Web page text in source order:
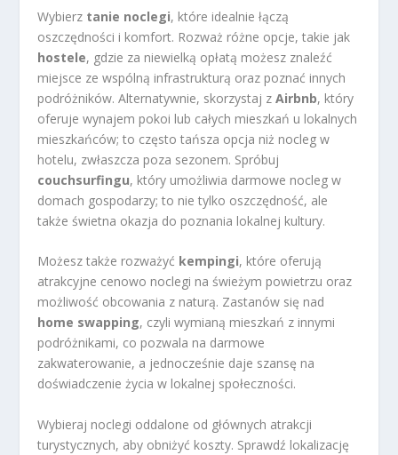
Wybierz tanie noclegi, które idealnie łączą
oszczędności i komfort. Rozważ różne opcje, takie jak
hostele, gdzie za niewielką opłatą możesz znaleźć
miejsce ze wspólną infrastrukturą oraz poznać innych
podróżników. Alternatywnie, skorzystaj zAirbnb, który
oferuje wynajem pokoi lub całych mieszkań u lokalnych
mieszkańców; to często tańsza opcja niż nocleg w
hotelu, zwłaszcza poza sezonem. Spróbuj
couchsurfingu, który umożliwia darmowe nocleg w
domach gospodarzy; to nie tylko oszczędność, ale
także świetna okazja do poznania lokalnej kultury.
Możesz także rozważyć kempingi, które oferują
atrakcyjne cenowo noclegi na świeżym powietrzu oraz
możliwość obcowania z naturą. Zastanów się nad
home swapping, czyli wymianą mieszkań z innymi
podróżnikami, co pozwala na darmowe
zakwaterowanie, a jednocześnie daje szansę na
doświadczenie życia w lokalnej społeczności.
Wybieraj noclegi oddalone od głównych atrakcji
turystycznych, aby obniżyć koszty. Sprawdź lokalizację